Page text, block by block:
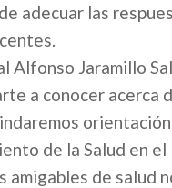
adecuar las
Alfonso Jaramillo
a conocer acerca
de la Salud en
amigables de salud